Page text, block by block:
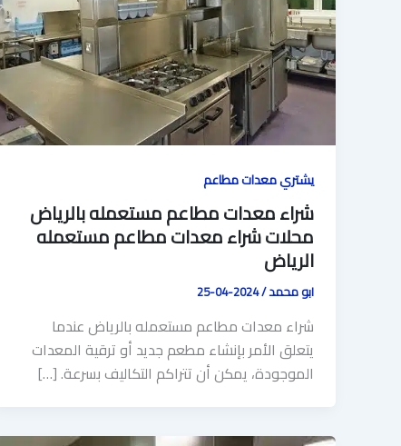
يشتري معدات مطاعم
شراء معدات مطاعم مستعمله بالرياض
محلات شراء معدات مطاعم مستعمله
الرياض
ابو محمد/
2024-04-25
شراء معدات مطاعم مستعمله بالرياض عندما
يتعلق الأمر بإنشاء مطعم جديد أو ترقية المعدات
الموجودة، يمكن أن تتراكم التكاليف بسرعة. […]